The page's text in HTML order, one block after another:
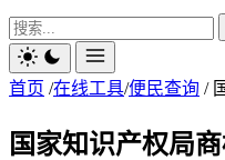
首页 /在线工具/便民查询 /
国家知识产权局